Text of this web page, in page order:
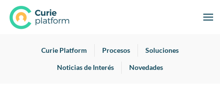
Curie Platform Procesos Soluciones
Noticias de Interés Novedades